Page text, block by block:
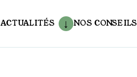
ACTUALITÉS NOS CONSEILS